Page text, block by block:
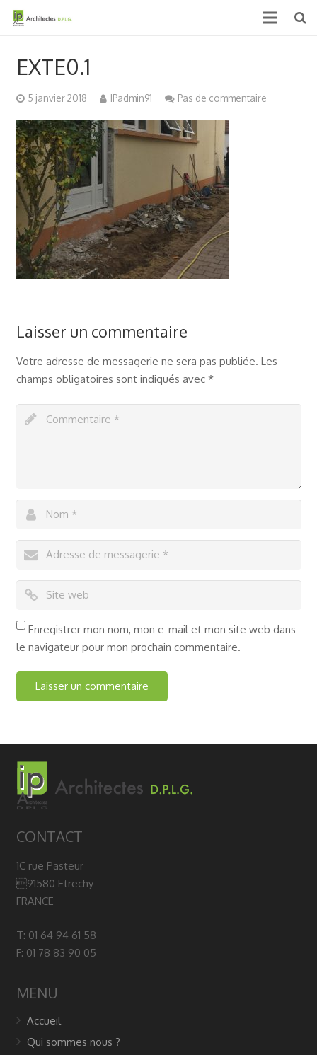
Actualités & médias
Contact
EXTE0.1
5 janvier 2018 IPadmin91 Pas de commentaire
Laisser un commentaire
Votre adresse de messagerie ne sera pas publiée. Les
champs obligatoires sont indiqués avec *
Enregistrer mon nom, mon e-mail et mon site web dans
le navigateur pour mon prochain commentaire.
CONTACT
1C rue Pasteur
91580 Etrechy
FRANCE
T: 01 64 94 61 58
F: 01 78 83 90 05
MENU
Accueil
Qui sommes nous ?